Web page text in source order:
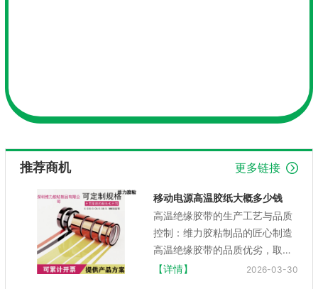
推荐商机 更多链接
移动电源高温胶纸大概多少钱
高温绝缘胶带的生产工艺与品质
控制：维力胶粘制品的匠心制造
高温绝缘胶带的品质优劣，取决
于生产工艺的精密程度与品质控
【详情】 2026-03-30